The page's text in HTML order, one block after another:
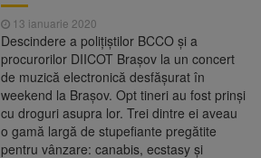
13 ianuarie 2020
Descindere a polițiștilor BCCO și a
procurorilor DIICOT Brașov la un concert
de muzică electronică desfășurat în
weekend la Brașov. Opt tineri au fost prinși
cu droguri asupra lor. Trei dintre ei aveau
o gamă largă de stupefiante pregătite
pentru vânzare: canabis, ecstasy și